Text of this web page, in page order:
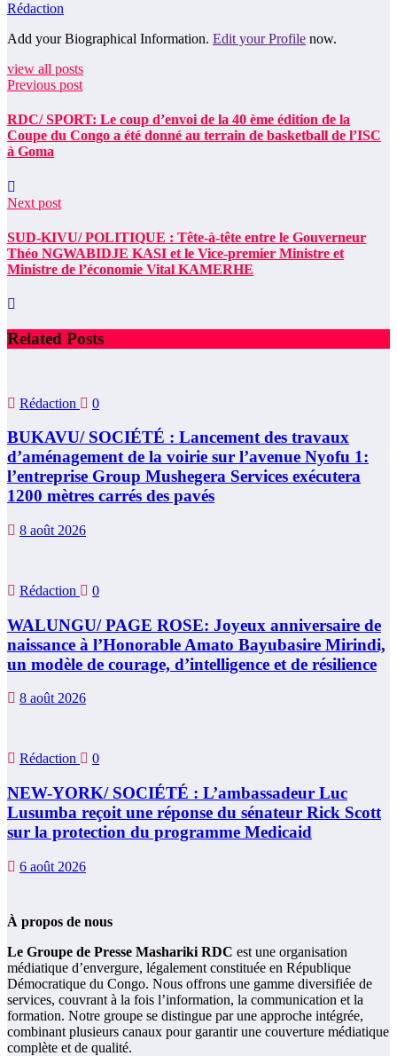
Rédaction
Add your Biographical Information. Edit your Profile now.
view all posts
Previous post
RDC/ SPORT: Le coup d’envoi de la 40 ème édition de la
Coupe du Congo a été donné au terrain de basketball de l’ISC
à Goma
Next post
SUD-KIVU/ POLITIQUE : Tête-à-tête entre le Gouverneur
Théo NGWABIDJE KASI et le Vice-premier Ministre et
Ministre de l’économie Vital KAMERHE
Related Posts
Rédaction 0
BUKAVU/ SOCIÉTÉ : Lancement des travaux
d’aménagement de la voirie sur l’avenue Nyofu 1:
l’entreprise Group Mushegera Services exécutera
1200 mètres carrés des pavés
8 août 2026
Rédaction 0
WALUNGU/ PAGE ROSE: Joyeux anniversaire de
naissance à l’Honorable Amato Bayubasire Mirindi,
un modèle de courage, d’intelligence et de résilience
8 août 2026
Rédaction 0
NEW-YORK/ SOCIÉTÉ : L’ambassadeur Luc
Lusumba reçoit une réponse du sénateur Rick Scott
sur la protection du programme Medicaid
6 août 2026
À propos de nous
Le Groupe de Presse Mashariki RDC est une organisation
médiatique d’envergure, légalement constituée en République
Démocratique du Congo. Nous offrons une gamme diversifiée de
services, couvrant à la fois l’information, la communication et la
formation. Notre groupe se distingue par une approche intégrée,
combinant plusieurs canaux pour garantir une couverture médiatique
complète et de qualité.